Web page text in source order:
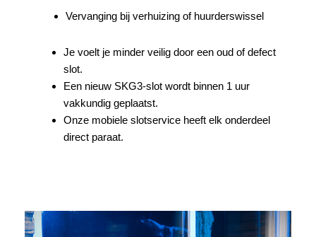
Vervanging bij verhuizing of huurderswissel
Je voelt je minder veilig door een oud of defect
slot.
Een nieuw SKG3-slot wordt binnen 1 uur
vakkundig geplaatst.
Onze mobiele slotservice heeft elk onderdeel
direct paraat.